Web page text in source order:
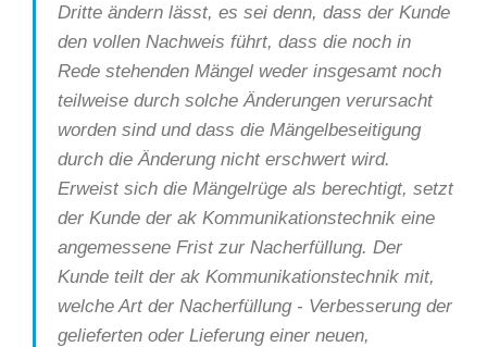
Dritte ändern lässt, es sei denn, dass der Kunde
den vollen Nachweis führt, dass die noch in
Rede stehenden Mängel weder insgesamt noch
teilweise durch solche Änderungen verursacht
worden sind und dass die Mängelbeseitigung
durch die Änderung nicht erschwert wird.
Erweist sich die Mängelrüge als berechtigt, setzt
der Kunde der ak Kommunikationstechnik eine
angemessene Frist zur Nacherfüllung. Der
Kunde teilt der ak Kommunikationstechnik mit,
welche Art der Nacherfüllung - Verbesserung der
gelieferten oder Lieferung einer neuen,